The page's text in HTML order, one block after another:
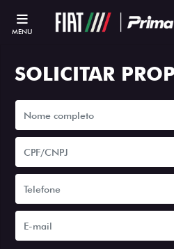
MENU
SOLICITAR